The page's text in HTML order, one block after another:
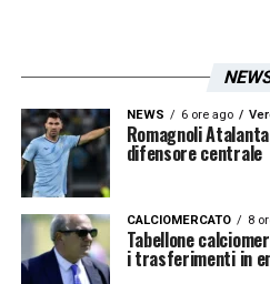
LA PLAYLIST DELLE
NEWS 6 ore ago
Romagnoli
difensore centrale
CALCIOMERCATO 8
Tabellone
i trasferimenti in